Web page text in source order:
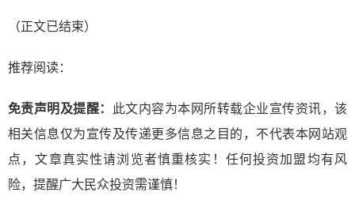
（正文已结束）
推荐阅读：
免责声明及提醒：
此文内容为本网所转载企业宣传资讯，该
相关信息仅为宣传及传递更多信息之目的，不代表本网站观
点，文章真实性请浏览者慎重核实！任何投资加盟均有风
险，提醒广大民众投资需谨慎！